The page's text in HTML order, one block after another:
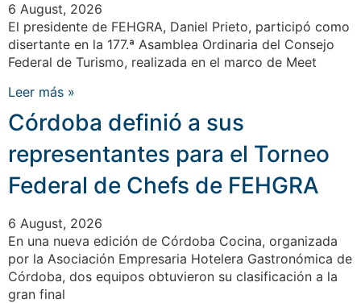
6 August, 2026
El presidente de FEHGRA, Daniel Prieto, participó como
disertante en la 177.ª Asamblea Ordinaria del Consejo
Federal de Turismo, realizada en el marco de Meet
Leer más »
Córdoba definió a sus
representantes para el Torneo
Federal de Chefs de FEHGRA
6 August, 2026
En una nueva edición de Córdoba Cocina, organizada
por la Asociación Empresaria Hotelera Gastronómica de
Córdoba, dos equipos obtuvieron su clasificación a la
gran final